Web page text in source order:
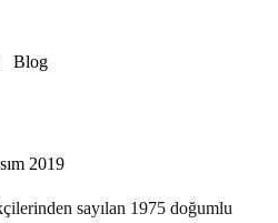
Blog
2019
sayılan 1975 doğumlu